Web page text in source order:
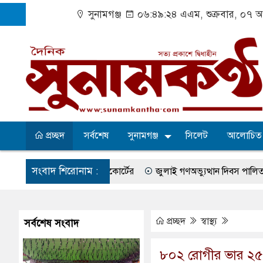
সুনামগঞ্জ ০৬:৪৯:২৪ এএম, শুক্রবার, ০৭
প্রচ্ছদ সর্বশেষ সুনামগঞ্জ সিলেট আলোচিত
সংবাদ শিরোনাম :
নির্দেশ হাইকোর্টের জুলাই গণঅভ্যুত্থান দিবস পালিত সুরমা
সব অভিযোগ প্রত্যাখ্যান আজ জুলাই গণঅভ্যুত্থান দিবস
পরিষদের সম্প্রসারিত প্রশাসনিক ভবনের উদ্বোধন
প্রচ্ছদ স্বাস্থ্য
৮০২ রোগীর ভার
সর্বশেষ সংবাদ